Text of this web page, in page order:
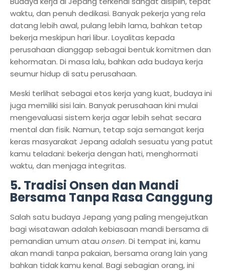
waktu, dan penuh dedikasi. Banyak pekerja yang rela
datang lebih awal, pulang lebih lama, bahkan tetap
bekerja meskipun hari libur. Loyalitas kepada
perusahaan dianggap sebagai bentuk komitmen dan
kehormatan. Di masa lalu, bahkan ada budaya kerja
seumur hidup di satu perusahaan.
Meski terlihat sebagai etos kerja yang kuat, budaya ini
juga memiliki sisi lain. Banyak perusahaan kini mulai
mengevaluasi sistem kerja agar lebih sehat secara
mental dan fisik. Namun, tetap saja semangat kerja
keras masyarakat Jepang adalah sesuatu yang patut
kamu teladani: bekerja dengan hati, menghormati
waktu, dan menjaga integritas.
5. Tradisi Onsen dan Mandi
Bersama Tanpa Rasa Canggung
Salah satu budaya Jepang yang paling mengejutkan
bagi wisatawan adalah kebiasaan mandi bersama di
pemandian umum atau onsen. Di tempat ini, kamu
akan mandi tanpa pakaian, bersama orang lain yang
bahkan tidak kamu kenal. Bagi sebagian orang, ini